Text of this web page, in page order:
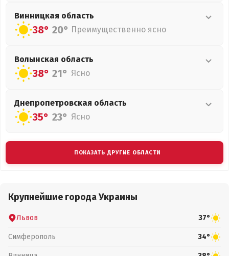
Винницкая область
38° 20° Преимущественно ясно
Волынская область
38° 21° Ясно
Днепропетровская область
35° 23° Ясно
ПОКАЗАТЬ ДРУГИЕ ОБЛАСТИ
Крупнейшие города Украины
Львов 37°
Симферополь 34°